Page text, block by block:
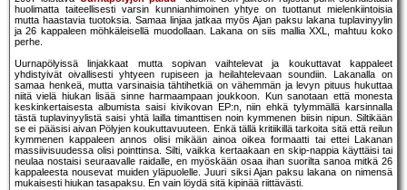
huolimatta taiteellisesti varsin kunnianhimoinen yhtye on tuottanut mielenkiintoisia
mutta haastavia tuotoksia. Samaa linjaa jatkaa myös Ajan paksu lakana tuplavinyylin
ja 26 kappaleen möhkäleisellä muodollaan. Lakana on siis mallia XXL, mahtuu koko
perhe.
Uurnapölyissä linjakkaat mutta sopivan vaihtelevat ja koukuttavat kappaleet
yhdistyivät oivallisesti yhtyeen rupiseen ja heilahtelevaan soundiin. Lakanalla on
samaa henkeä, mutta varsinaisia tähtihetkiä on vähemmän ja levyn pituus hukuttaa
niitä vielä hiukan lisää sinne harmaampaan joukkoon. Kun sanotaan että monesta
keskinkertaisesta albumista saisi kivikovan EP:n, niin ehkä tylymmällä karsinnalla
tästä tuplavinyylistä saisi yhtä lailla timanttisen noin kymmenen biisin nipun. Siltikään
se ei pääsisi aivan Pölyjen koukuttavuuteen. Enkä tällä kritiikillä tarkoita sitä että reilun
kymmenen kappaleen annos olisi mikään ainoa oikea formaatti tai ettei Lakanan
massiivisuudessa olisi pointtinsa. Silti, vaikka kertaakaan en skip-nappia käyttäisi tai
neulaa nostaisi seuraavalle raidalle, en myöskään osaa ihan suorilta sanoa mitkä 26
kappaleesta nousevat muiden yläpuolelle. Juuri siksi Ajan paksu lakana on nimensä
mukaisesti hiukan tasapaksu. En vain löydä sitä kipinää riittävästi.